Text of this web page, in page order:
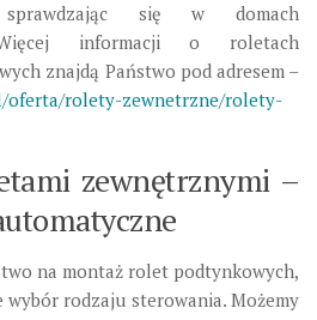
się w domach
Więcej informacji o roletach
znajdą Państwo pod adresem –
rolety-zewnetrzne/rolety-
zewnętrznymi –
na montaż rolet podtynkowych,
rodzaju sterowania. Możemy